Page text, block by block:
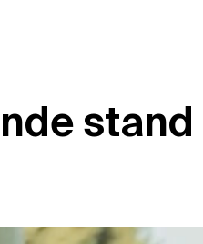
ndestand